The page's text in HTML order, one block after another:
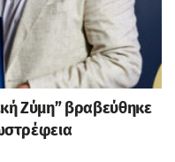
Ζύμη” βραβεύθηκε